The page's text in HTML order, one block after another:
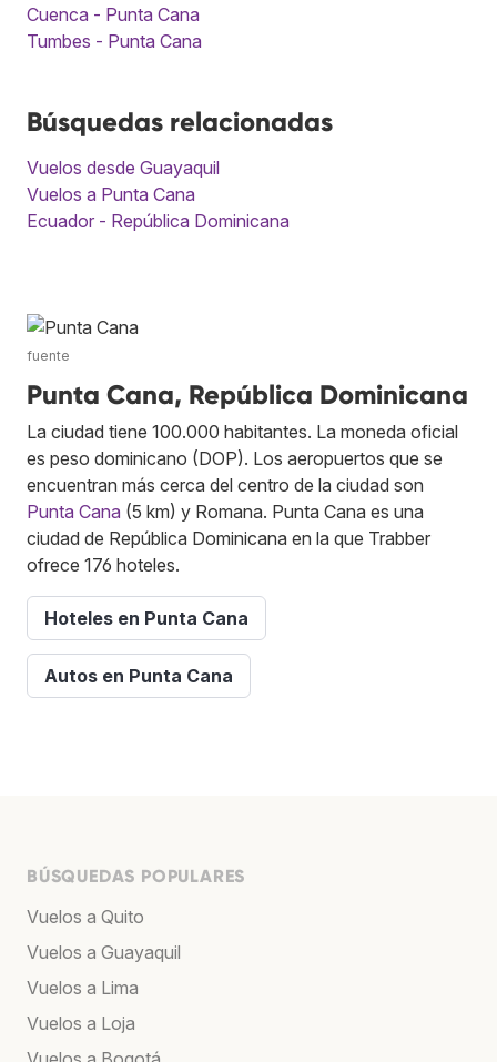
Cuenca - Punta Cana
Tumbes - Punta Cana
Búsquedas relacionadas
Vuelos desde Guayaquil
Vuelos a Punta Cana
Ecuador - República Dominicana
fuente
Punta Cana, República Dominicana
La ciudad tiene 100.000 habitantes. La moneda oficial
es peso dominicano (DOP). Los aeropuertos que se
encuentran más cerca del centro de la ciudad son
Punta Cana (5 km) y Romana. Punta Cana es una
ciudad de República Dominicana en la que Trabber
ofrece 176 hoteles.
Hoteles en Punta Cana
Autos en Punta Cana
BÚSQUEDAS POPULARES
Vuelos a Quito
Vuelos a Guayaquil
Vuelos a Lima
Vuelos a Loja